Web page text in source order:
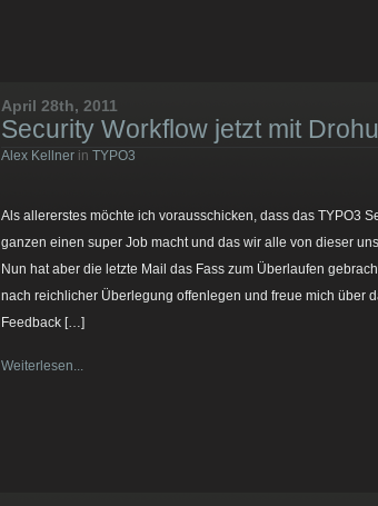
April 28th, 2011
Security Workflow jetzt mit
Alex Kellner in TYPO3
Als allererstes möchte ich vorausschicken, dass das TYPO3
ganzen einen super Job macht und das wir alle von dieser
Nun hat aber die letzte Mail das Fass zum Überlaufen
nach reichlicher Überlegung offenlegen und freue mich über
Feedback […]
Weiterlesen...